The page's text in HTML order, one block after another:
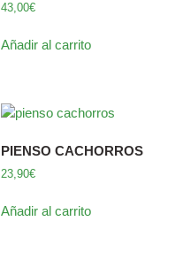
43,00€
Añadir al carrito
PIENSO CACHORROS
23,90€
Añadir al carrito